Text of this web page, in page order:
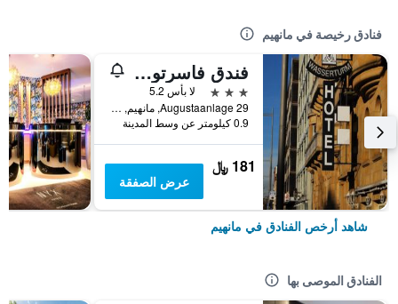
فنادق رخيصة في مانهيم
فندق فاسرتورم مانهايم
3 نجوم
لا بأس 5.2
Augustaanlage 29, مانهيم, بادن - فورتمبيرغ, ألمانيا
0.9 كيلومتر عن وسط المدينة
181 ﷼
عرض الصفقة
شاهد أرخص الفنادق في مانهيم
الفنادق الموصى بها